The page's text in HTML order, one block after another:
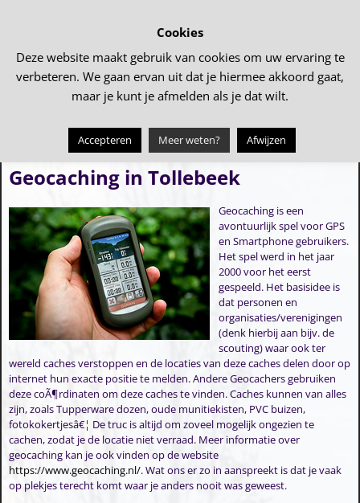
Bericht navigatie
Knipselkrant 2020 Perkplanten actie PKN kerk
Geocaching in Tollebeek
Geocaching is een
avontuurlijk spel voor GPS
en Smartphone gebruikers.
Het spel werd in het jaar
2000 voor het eerst
gespeeld. Het basisidee is
dat personen en
organisaties/verenigingen
(denk hierbij aan bijv. de
scouting) waar ook ter
wereld caches verstoppen en de locaties van deze caches delen door op
internet hun exacte positie te melden. Andere Geocachers gebruiken
deze coÃ¶rdinaten om deze caches te vinden. Caches kunnen van alles
zijn, zoals Tupperware dozen, oude munitiekisten, PVC buizen,
fotokokertjesâ€¦ De truc is altijd om zoveel mogelijk ongezien te
cachen, zodat je de locatie niet verraad. Meer informatie over
geocaching kan je ook vinden op de website
https://www.geocaching.nl/. Wat ons er zo in aanspreekt is dat je vaak
op plekjes terecht komt waar je anders nooit was geweest.
Cookies
Deze website maakt gebruik van cookies om uw ervaring te
verbeteren. We gaan ervan uit dat je hiermee akkoord gaat,
maar je kunt je afmelden als je dat wilt.
Accepteren Meer weten? Afwijzen